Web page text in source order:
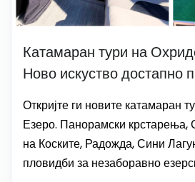
Катамаран тури на
Ново искуство достапно
Откријте ги новите катамаран
Езеро. Панорамски крстарења,
на Коските, Радожда, Сини
пловидби за незаборавно